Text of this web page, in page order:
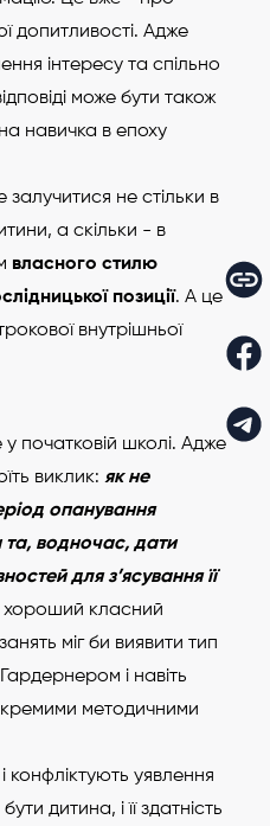
допитливості. Адже
інтересу та спільно
може бути також
навичка в епоху
не стільки в
а скільки - в
власного стилю
позиції. А це
внутрішньої
початковій школі. Адже
виклик: як не
опанування
та, водночас, дати
для з’ясування її
хороший класний
міг би виявити тип
і навіть
методичними
уявлення
дитина, і її здатність